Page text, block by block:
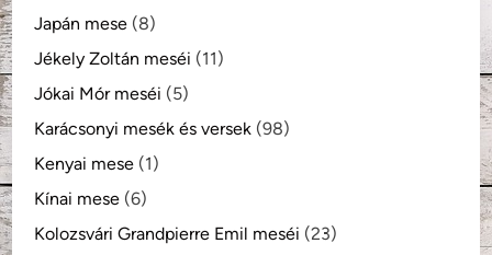
Japán mese (8)
Jékely Zoltán meséi (11)
Jókai Mór meséi (5)
Karácsonyi mesék és versek (98)
Kenyai mese (1)
Kínai mese (6)
Kolozsvári Grandpierre Emil meséi (23)